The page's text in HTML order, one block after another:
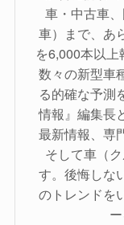
車・中古車
車）まで、あ
を6,000本以上
数々の新型車
る的確な予測
情報』編集長
最新情報、専
そして車（
す。後悔しな
のトレンドを